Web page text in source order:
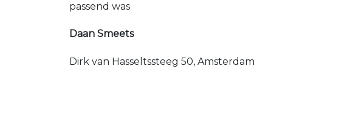
passend was
Daan Smeets
Dirk van Hasseltssteeg 50, Amsterdam